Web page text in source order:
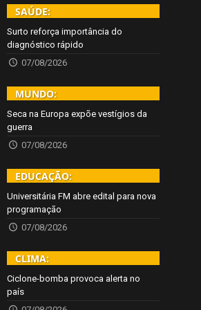
SAÚDE:
Surto reforça importância do
diagnóstico rápido
07/08/2026
MUNDO:
Seca na Europa expõe vestígios da
guerra
07/08/2026
EDUCAÇÃO:
Universitária FM abre edital para nova
programação
07/08/2026
CLIMA:
Ciclone-bomba provoca alerta no
país